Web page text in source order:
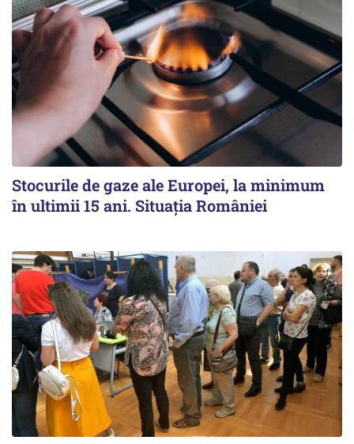
Stocurile de gaze ale Europei, la minimum
în ultimii 15 ani. Situația României